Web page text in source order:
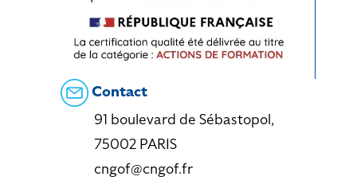
Contact
91 boulevard de Sébastopol,
75002 PARIS
cngof@cngof.fr